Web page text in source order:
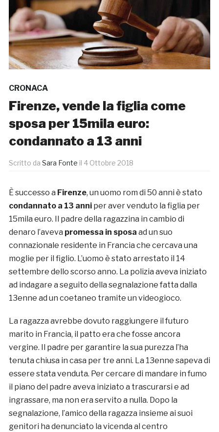
CRONACA
Firenze, vende la figlia come
sposa per 15mila euro:
condannato a 13 anni
Scritto da Sara Fonte il 4 Ottobre 2018
È successo a Firenze, un uomo rom di 50 anni è stato
condannato a 13 anniper aver venduto la figlia per
15mila euro. Il padre della ragazzina in cambio di
denaro l’aveva promessa in sposa ad un suo
connazionale residente in Francia che cercava una
moglie per il figlio. L’uomo è stato arrestato il 14
settembre dello scorso anno. La polizia aveva iniziato
ad indagare a seguito della segnalazione fatta dalla
13enne ad un coetaneo tramite un videogioco.
La ragazza avrebbe dovuto raggiungere il futuro
marito in Francia, il patto era che fosse ancora
vergine. Il padre per garantire la sua purezza l’ha
tenuta chiusa in casa per tre anni. La 13enne sapeva di
essere stata venduta. Per cercare di mandare in fumo
il piano del padre aveva iniziato a trascurarsi e ad
ingrassare, ma non era servito a nulla. Dopo la
segnalazione, l’amico della ragazza insieme ai suoi
genitori ha denunciato la vicenda al centro